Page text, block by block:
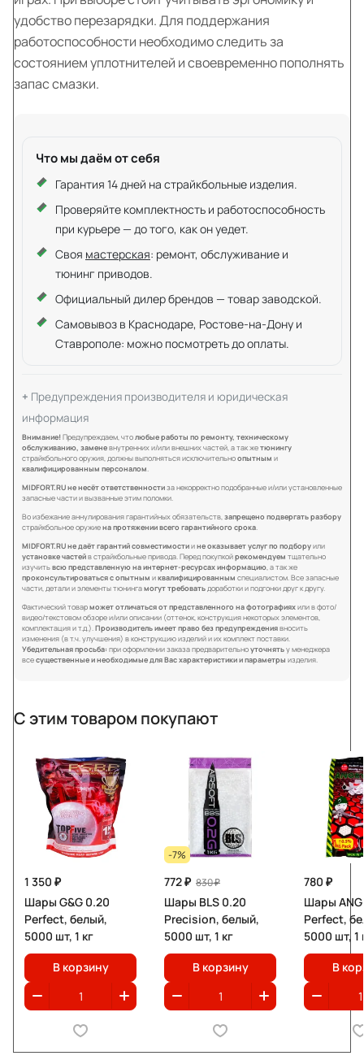
удобство перезарядки. Для поддержания
работоспособности необходимо следить за
состоянием уплотнителей и своевременно пополнять
запас смазки.
Что мы даём от себя
Гарантия 14 дней на страйкбольные изделия.
Проверяйте комплектность и работоспособность
при курьере — до того, как он уедет.
Своя мастерская: ремонт, обслуживание и
тюнинг приводов.
Официальный дилер брендов — товар заводской.
Самовывоз в Краснодаре, Ростове-на-Дону и
Ставрополе: можно посмотреть до оплаты.
Предупреждения производителя и юридическая
информация
Внимание!Предупреждаем, чтолюбые работы по ремонту, техническому
обслуживанию, заменевнутренних и/или внешних частей, а так жетюнингу
страйкбольного оружия, должны выполняться исключительноопытным и
квалифицированным персоналом.
MIDFORT.RU не несёт ответственностиза некорректно подобранные и/или установленные
запасные части и вызванные этим поломки.
Во избежание аннулирования гарантийных обязательств,запрещено подвергать разбору
страйкбольное оружиена протяжении всего гарантийного срока.
MIDFORT.RU не даёт гарантий совместимостиине оказывает услуг по подборуили
установке частейв страйкбольные привода. Перед покупкойрекомендуем тщательно
изучитьвсю представленную на интернет-ресурсах информацию, а так же
проконсультироваться с опытным иквалифицированным специалистом. Все запасные
части, детали и элементы тюнингамогут требоватьдоработки и подгонки друг к другу.
Фактический товарможет отличаться от представленного на фотографияхили в фото/
видео/текстовом обзоре и/или описании (оттенок, конструкция некоторых элементов,
комплектация и т.д.).Производитель имеет право без предупреждениявносить
изменения (в т.ч. улучшения) в конструкцию изделий и их комплект поставки.
Убедительная просьба: при оформлении заказа предварительноуточнятьу менеджера
всесущественные и необходимые для Вас характеристики и параметры изделия.
С этим товаром покупают
1 350 ₽
Шары G&G 0.20
Perfect, белый,
5000 шт, 1 кг
В корзину
-7%
772 ₽ 830 ₽
Шары BLS 0.20
Precision, белый,
5000 шт, 1 кг
В корзину
780 ₽
Шары
Perfect,
5000 шт, 1
В